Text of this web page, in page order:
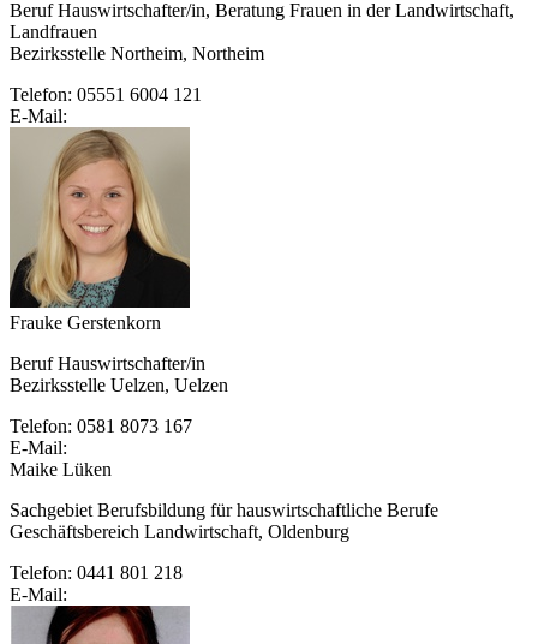
Beruf Hauswirtschafter/in, Beratung Frauen in der Landwirtschaft,
Landfrauen
Bezirksstelle Northeim, Northeim
Telefon: 05551 6004 121
E-Mail:
Frauke Gerstenkorn
Beruf Hauswirtschafter/in
Bezirksstelle Uelzen, Uelzen
Telefon: 0581 8073 167
E-Mail:
Maike Lüken
Sachgebiet Berufsbildung für hauswirtschaftliche Berufe
Geschäftsbereich Landwirtschaft, Oldenburg
Telefon: 0441 801 218
E-Mail: